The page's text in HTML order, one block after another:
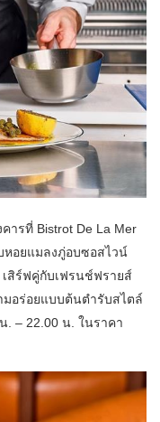
ารที่ Bistrot De La Mer
หอยแมลงภู่อบซอสไวน์
สิร์ฟคู่กับเฟรนช์ฟรายส์
อร่อยแบบต้นตำรับสไตล์
. – 22.00 น. ในราคา